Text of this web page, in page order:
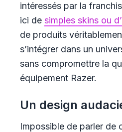
intéressés par la
ici de simples skins ou
de produits
s’intégrer dans un
sans compromettre la
équipement Razer.
Un design
Impossible de parler de